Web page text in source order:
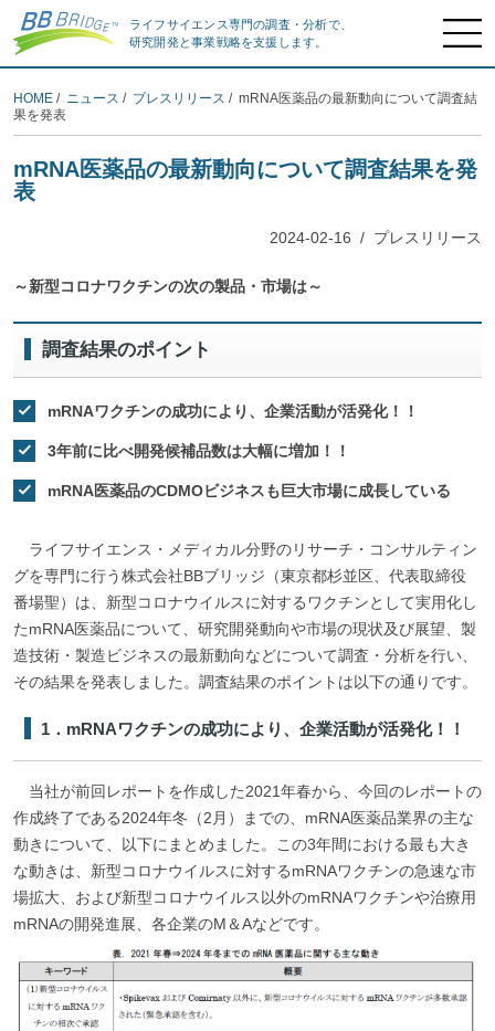
ライフサイエンス専門の調査・分析で、
研究開発と事業戦略を支援します。
HOME / ニュース / プレスリリース / mRNA医薬品の最新動向について調査結
果を発表
mRNA医薬品の最新動向について調査結果を発
表
2024-02-16 / プレスリリース
～新型コロナワクチンの次の製品・市場は～
調査結果のポイント
mRNAワクチンの成功により、企業活動が活発化！！
3年前に比べ開発候補品数は大幅に増加！！
mRNA医薬品のCDMOビジネスも巨大市場に成長している
ライフサイエンス・メディカル分野のリサーチ・コンサルティン
グを専門に行う株式会社BBブリッジ（東京都杉並区、代表取締役
番場聖）は、新型コロナウイルスに対するワクチンとして実用化し
たmRNA医薬品について、研究開発動向や市場の現状及び展望、製
造技術・製造ビジネスの最新動向などについて調査・分析を行い、
その結果を発表しました。調査結果のポイントは以下の通りです。
1．mRNAワクチンの成功により、企業活動が活発化！！
当社が前回レポートを作成した2021年春から、今回のレポートの
作成終了である2024年冬（2月）までの、mRNA医薬品業界の主な
動きについて、以下にまとめました。この3年間における最も大き
な動きは、新型コロナウイルスに対するmRNAワクチンの急速な市
場拡大、および新型コロナウイルス以外のmRNAワクチンや治療用
mRNAの開発進展、各企業のM＆Aなどです。